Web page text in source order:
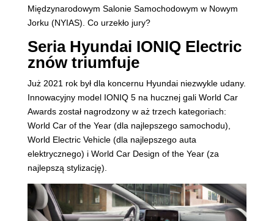
Międzynarodowym Salonie Samochodowym w Nowym
Jorku (NYIAS). Co urzekło jury?
Seria Hyundai IONIQ Electric
znów triumfuje
Już 2021 rok był dla koncernu Hyundai niezwykle udany.
Innowacyjny model IONIQ 5 na hucznej gali World Car
Awards został nagrodzony w aż trzech kategoriach:
World Car of the Year (dla najlepszego samochodu),
World Electric Vehicle (dla najlepszego auta
elektrycznego) i World Car Design of the Year (za
najlepszą stylizację).